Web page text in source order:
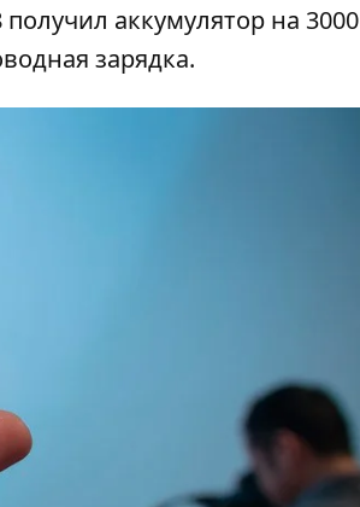
аккумулятор на 3000
зарядка.